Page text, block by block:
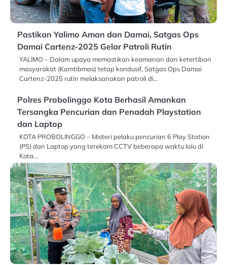
Pastikan Yalimo Aman dan Damai, Satgas Ops
Damai Cartenz-2025 Gelar Patroli Rutin
YALIMO – Dalam upaya memastikan keamanan dan ketertiban
masyarakat (Kamtibmas) tetap kondusif, Satgas Ops Damai
Cartenz-2025 rutin melaksanakan patroli di…
Polres Probolinggo Kota Berhasil Amankan
Tersangka Pencurian dan Penadah Playstation
dan Laptop
KOTA PROBOLINGGO – Misteri pelaku pencurian 6 Play Station
(PS) dan Laptop yang terekam CCTV beberapa waktu lalu di
Kota…